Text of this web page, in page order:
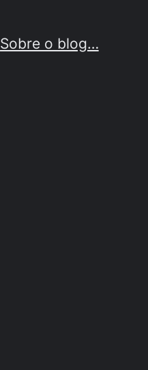
Sobre o blog…